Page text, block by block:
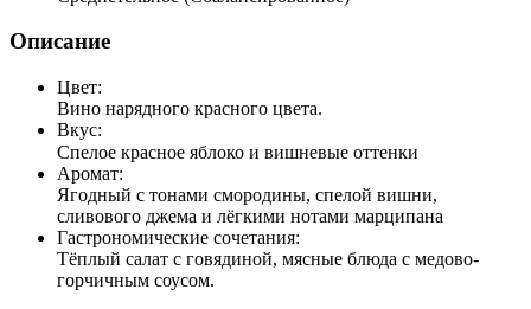
Описание
Цвет:
Вино нарядного красного цвета.
Вкус:
Спелое красное яблоко и вишневые оттенки⠀
Аромат:
Ягодный с тонами смородины, спелой вишни,
сливового джема и лёгкими нотами марципана
Гастрономические сочетания:
Тёплый салат с говядиной, мясные блюда с медово-
горчичным соусом.